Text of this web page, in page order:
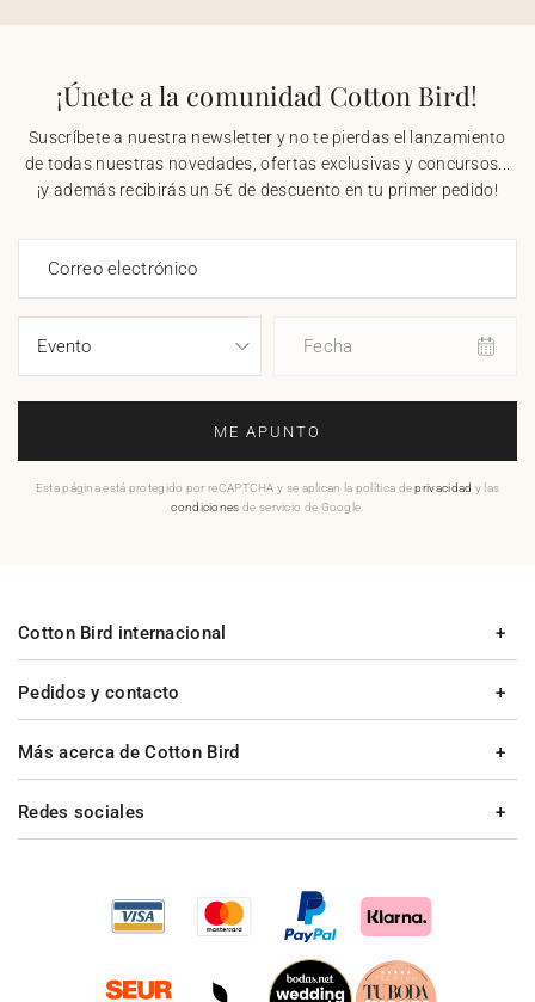
¡Únete a la comunidad Cotton Bird!
Suscríbete a nuestra newsletter y no te pierdas el lanzamiento
de todas nuestras novedades, ofertas exclusivas y concursos...
¡y además recibirás un 5€ de descuento en tu primer pedido!
Correo electrónico
Fecha
ME APUNTO
Esta página está protegido por reCAPTCHA y se aplican la política deprivacidad y las
condiciones de servicio de Google.
Pedidos y contacto
Más acerca de Cotton Bird
Cotton Bird internacional
Redes sociales